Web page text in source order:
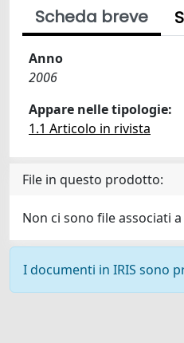
Scheda breve
Anno
2006
Appare nelle tipologie:
1.1 Articolo in rivista
File in questo prodotto:
Non ci sono file associati
I documenti in IRIS sono